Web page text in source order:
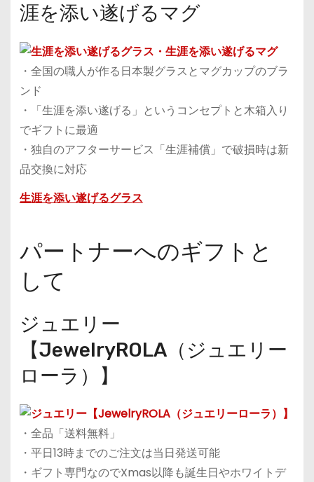
涯を添い遂げるマグ
・全国の職人が作る日本製グラスとマグカップのブラ
ンド
・「生涯を添い遂げる」というコンセプトと木箱入り
でギフトに最適
・独自のアフターサービス「生涯補償」で破損時は新
品交換に対応
生涯を添い遂げるグラス
パートナーへのギフトと
して
ジュエリー
【JewelryROLA（ジュエリー
ローラ）】
・全品「送料無料」
・平日13時までのご注文は当日発送可能
・ギフト専門なのでXmas以降も誕生日やホワイトデ